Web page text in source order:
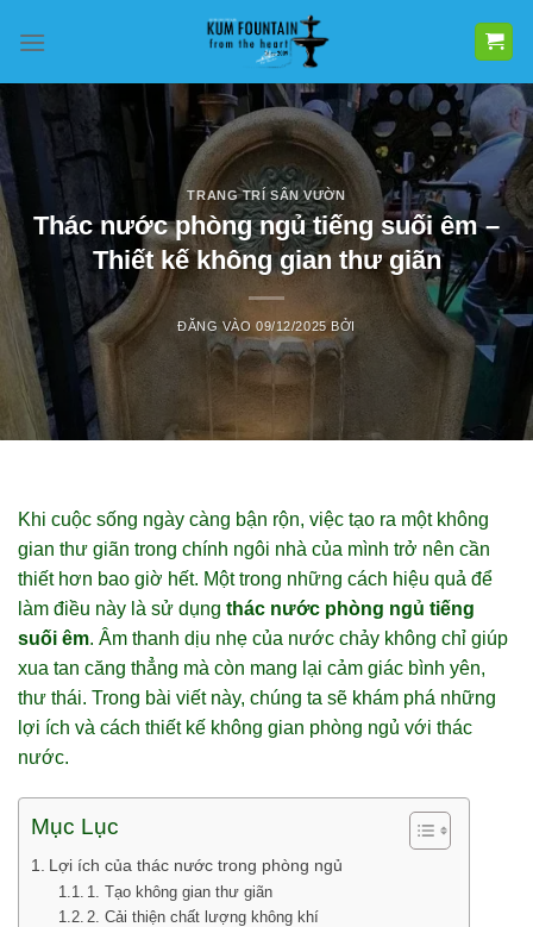
qua
dung
TRANG TRÍ SÂN VƯỜN
Thác nước phòng ngủ tiếng suối êm –
Thiết kế không gian thư giãn
ĐĂNG VÀO09/12/2025 BỞI
Khi cuộc sống ngày càng bận rộn, việc tạo ra một không
gian thư giãn trong chính ngôi nhà của mình trở nên cần
thiết hơn bao giờ hết. Một trong những cách hiệu quả để
làm điều này là sử dụng thác nước phòng ngủ tiếng
suối êm. Âm thanh dịu nhẹ của nước chảy không chỉ giúp
xua tan căng thẳng mà còn mang lại cảm giác bình yên,
thư thái. Trong bài viết này, chúng ta sẽ khám phá những
lợi ích và cách thiết kế không gian phòng ngủ với thác
nước.
Mục Lục
Lợi ích của thác nước trong phòng ngủ
1. Tạo không gian thư giãn
2. Cải thiện chất lượng không khí